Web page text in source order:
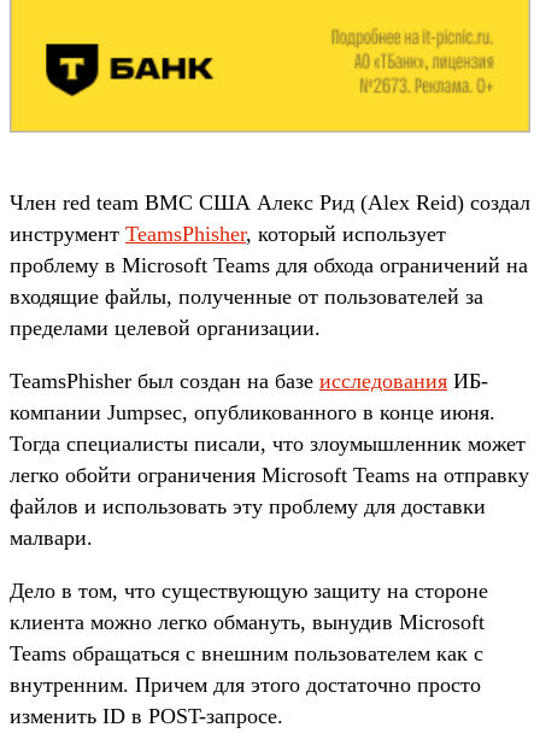
Член red team ВМС США Алекс Рид (Alex Reid) создал
инструмент TeamsPhisher, который использует
проблему в Microsoft Teams для обхода ограничений на
входящие файлы, полученные от пользователей за
пределами целевой организации.
TeamsPhisher был создан на базе исследования ИБ-
компании Jumpsec, опубликованного в конце июня.
Тогда специалисты писали, что злоумышленник может
легко обойти ограничения Microsoft Teams на отправку
файлов и использовать эту проблему для доставки
малвари.
Дело в том, что существующую защиту на стороне
клиента можно легко обмануть, вынудив Microsoft
Teams обращаться с внешним пользователем как с
внутренним. Причем для этого достаточно просто
изменить ID в POST-запросе.